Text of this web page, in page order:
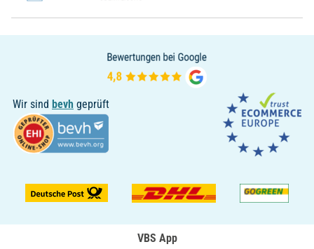
Wir sind bevh geprüft
VBS App